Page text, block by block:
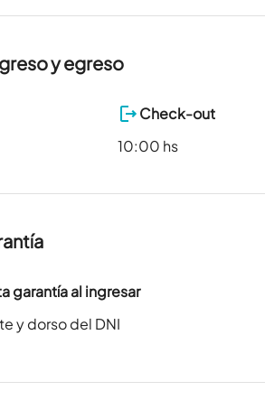
y egreso
Check-out
10:00 hs
garantía al ingresar
y dorso del DNI